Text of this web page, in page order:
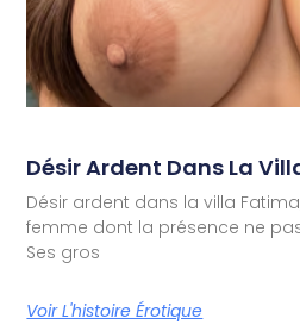
Désir Ardent Dans La
Désir ardent dans la villa
femme dont la présence ne
Ses gros
Voir L'histoire Érotique